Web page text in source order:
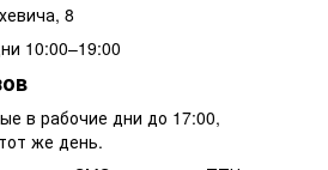
8
10:00–19:00
в рабочие дни до 17:00,
же день.